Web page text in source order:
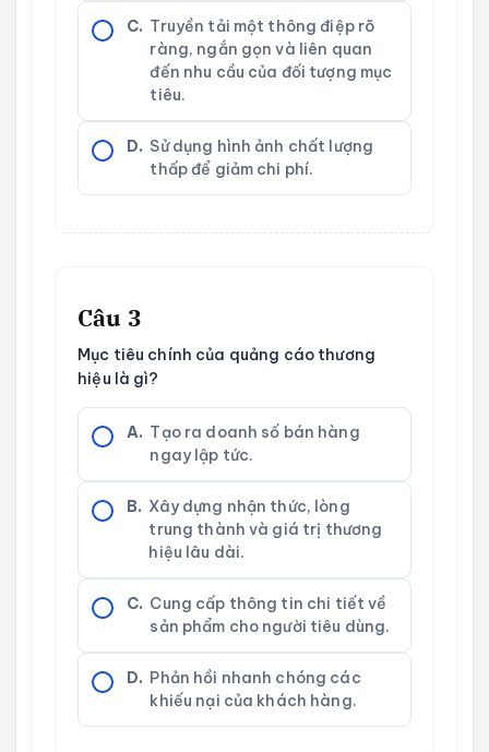
C. Truyền tải một thông điệp rõ
ràng, ngắn gọn và liên quan
đến nhu cầu của đối tượng mục
tiêu.
D. Sử dụng hình ảnh chất lượng
thấp để giảm chi phí.
Câu 3
Mục tiêu chính của quảng cáo thương
hiệu là gì?
A. Tạo ra doanh số bán hàng
ngay lập tức.
B. Xây dựng nhận thức, lòng
trung thành và giá trị thương
hiệu lâu dài.
C. Cung cấp thông tin chi tiết về
sản phẩm cho người tiêu dùng.
D. Phản hồi nhanh chóng các
khiếu nại của khách hàng.